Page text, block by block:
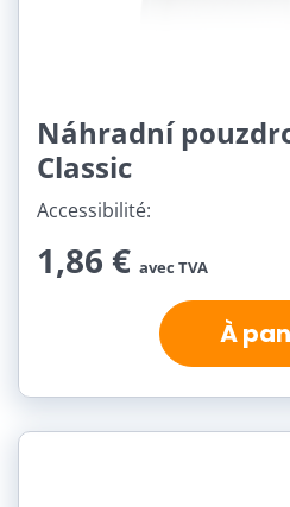
Náhradní
Classic
Accessibilité:
1,86 € avec TVA
À